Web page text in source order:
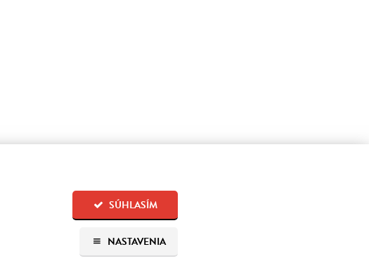
SÚHLASÍM
NASTAVENIA